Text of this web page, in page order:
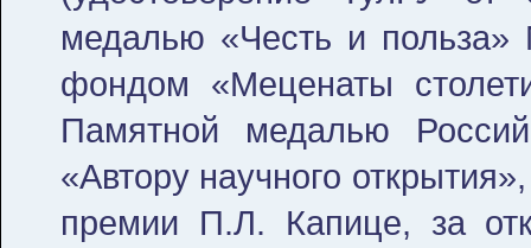
медалью «Честь и польза»
фондом «Меценаты
Памятной медалью
«Автору научного
премии П.Л. Капице, за